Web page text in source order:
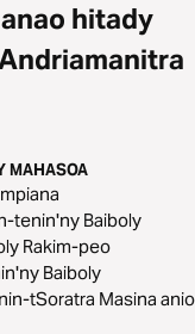
hitady
MAHASOA
tenin'ny Baiboly
Rakim-peo
Baiboly
tSoratra Masina anio